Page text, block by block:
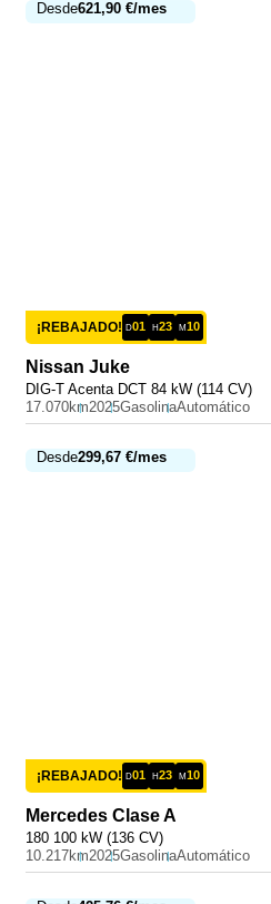
Desde621,90 €/mes
¡REBAJADO! D01 H23 M10
Nissan Juke
DIG-T Acenta DCT 84 kW (114 CV)
17.070km2025GasolinaAutomático
Desde299,67 €/mes
¡REBAJADO! D01 H23 M10
Mercedes Clase A
180 100 kW (136 CV)
10.217km2025GasolinaAutomático